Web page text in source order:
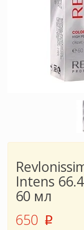
Intens
60 мл
650 p